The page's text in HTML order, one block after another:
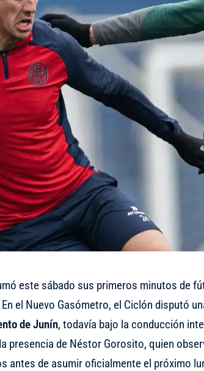
este sábado sus primeros minutos de
el Nuevo Gasómetro, el Ciclón disputó
de Junín, todavía bajo la conducción
presencia de Néstor Gorosito, quien
antes de asumir oficialmente el próximo